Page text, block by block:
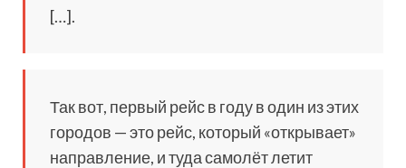
[…].
Так вот, первый рейс в году в один из этих
городов — это рейс, который «открывает»
направление, и туда самолёт летит